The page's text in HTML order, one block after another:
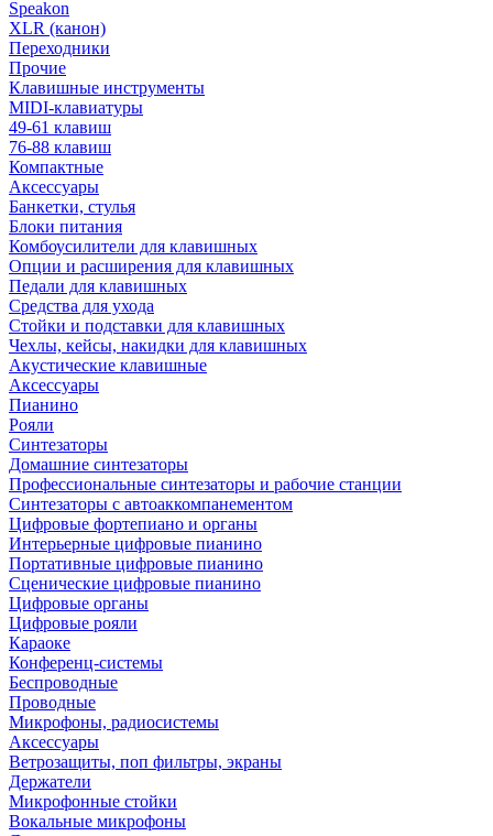
Speakon
XLR (канон)
Переходники
Прочие
Клавишные инструменты
MIDI-клавиатуры
49-61 клавиш
76-88 клавиш
Компактные
Аксессуары
Банкетки, стулья
Блоки питания
Комбоусилители для клавишных
Опции и расширения для клавишных
Педали для клавишных
Средства для ухода
Стойки и подставки для клавишных
Чехлы, кейсы, накидки для клавишных
Акустические клавишные
Аксессуары
Пианино
Рояли
Синтезаторы
Домашние синтезаторы
Профессиональные синтезаторы и рабочие станции
Синтезаторы с автоаккомпанементом
Цифровые фортепиано и органы
Интерьерные цифровые пианино
Портативные цифровые пианино
Сценические цифровые пианино
Цифровые органы
Цифровые рояли
Караоке
Конференц-системы
Беспроводные
Проводные
Микрофоны, радиосистемы
Аксессуары
Ветрозащиты, поп фильтры, экраны
Держатели
Микрофонные стойки
Вокальные микрофоны